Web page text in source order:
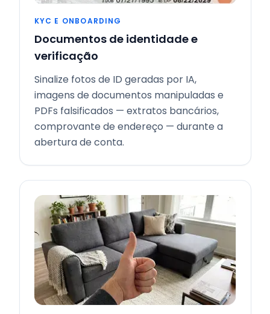
KYC E ONBOARDING
Documentos de identidade e
verificação
Sinalize fotos de ID geradas por IA,
imagens de documentos manipuladas e
PDFs falsificados — extratos bancários,
comprovante de endereço — durante a
abertura de conta.